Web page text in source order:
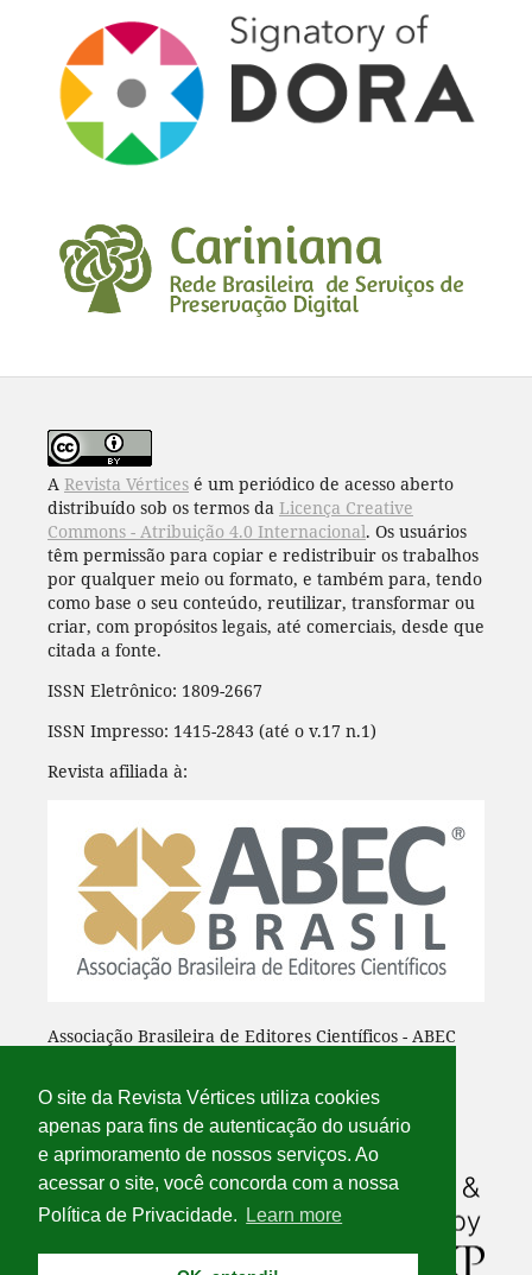
O site da Revista Vértices utiliza cookies
apenas para fins de autenticação do usuário
e aprimoramento de nossos serviços. Ao
acessar o site, você concorda com a nossa
Política de Privacidade.
Learn more
A Revista Vérticesé um periódico de acesso aberto
distribuído sob os termos da Licença Creative
Commons - Atribuição 4.0 Internacional. Os usuários
têm permissão para copiar e redistribuir os trabalhos
por qualquer meio ou formato, e também para, tendo
como base o seu conteúdo, reutilizar, transformar ou
criar, com propósitos legais, até comerciais, desde que
citada a fonte.
ISSN Eletrônico: 1809-2667
ISSN Impresso: 1415-2843 (até o v.17 n.1)
Revista afiliada à:
Associação Brasileira de Editores Científicos - ABEC